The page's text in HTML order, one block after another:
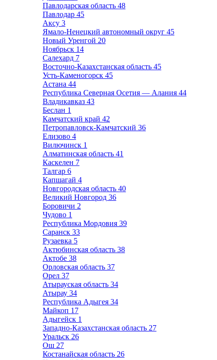
Павлодарская область 48
Павлодар 45
Аксу 3
Ямало-Ненецкий автономный округ 45
Новый Уренгой 20
Ноябрьск 14
Салехард 7
Восточно-Казахстанская область 45
Усть-Каменогорск 45
Астана 44
Республика Северная Осетия — Алания 44
Владикавказ 43
Беслан 1
Камчатский край 42
Петропавловск-Камчатский 36
Елизово 4
Вилючинск 1
Алматинская область 41
Каскелен 7
Талгар 6
Капшагай 4
Новгородская область 40
Великий Новгород 36
Боровичи 2
Чудово 1
Республика Мордовия 39
Саранск 33
Рузаевка 5
Актюбинская область 38
Актобе 38
Орловская область 37
Орел 37
Атырауская область 34
Атырау 34
Республика Адыгея 34
Майкоп 17
Адыгейск 1
Западно-Казахстанская область 27
Уральск 26
Ош 27
Костанайская область 26